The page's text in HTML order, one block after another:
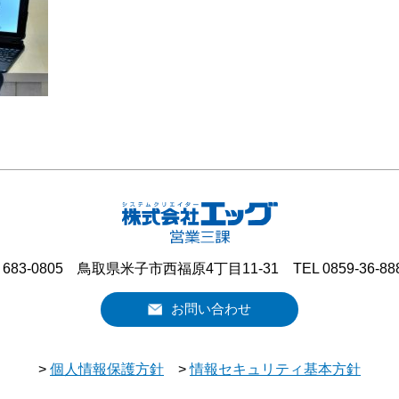
683-0805 鳥取県米子市西福原4丁目11-31 TEL 0859-36-
お問い合わせ
> 個人情報保護方針 >情報セキュリティ基本方針